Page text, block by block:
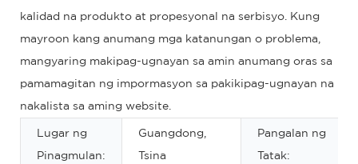
kalidad na produkto at propesyonal na serbisyo. Kung
mayroon kang anumang mga katanungan o problema,
mangyaring makipag-ugnayan sa amin anumang oras sa
pamamagitan ng impormasyon sa pakikipag-ugnayan na
nakalista sa aming website.
Lugar ng
Pinagmulan:
Guangdong,
Tsina
Pangalan ng
Tatak: